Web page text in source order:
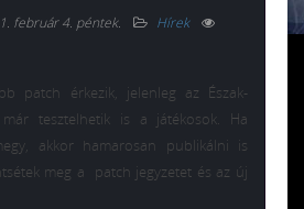
február 4. péntek.
Hírek
patch érkezik, jelenleg az Észak-
már tesztelhetik is a játékosok. Ha
akkor hamarosan publikálni is
meg a patch jegyzetet és az új